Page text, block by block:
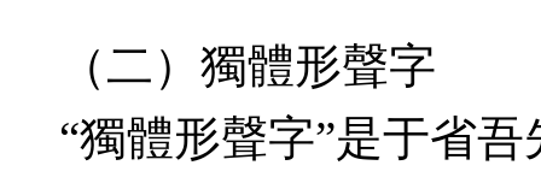
（二）獨體形聲字
“獨體形聲字”是于省